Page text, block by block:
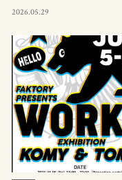
2026.05.29